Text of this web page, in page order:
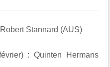
Stannard (AUS)
: Quinten Hermans